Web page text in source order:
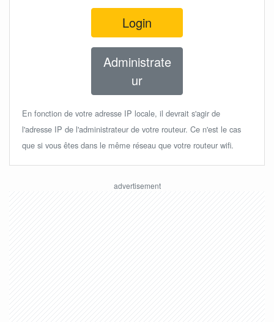
Login
Administrate
ur
En fonction de votre adresse IP locale, il devrait s'agir de
l'adresse IP de l'administrateur de votre routeur. Ce n'est le cas
que si vous êtes dans le même réseau que votre routeur wifi.